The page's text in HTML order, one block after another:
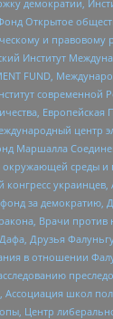
демократии,
Открытое
и правовому
Институт
FUND,
современной
Европейская
центр
Маршалла
среды и
украинцев,
за демократию,
Врачи против
Друзья
в отношении
Ассоциация школ
Центр